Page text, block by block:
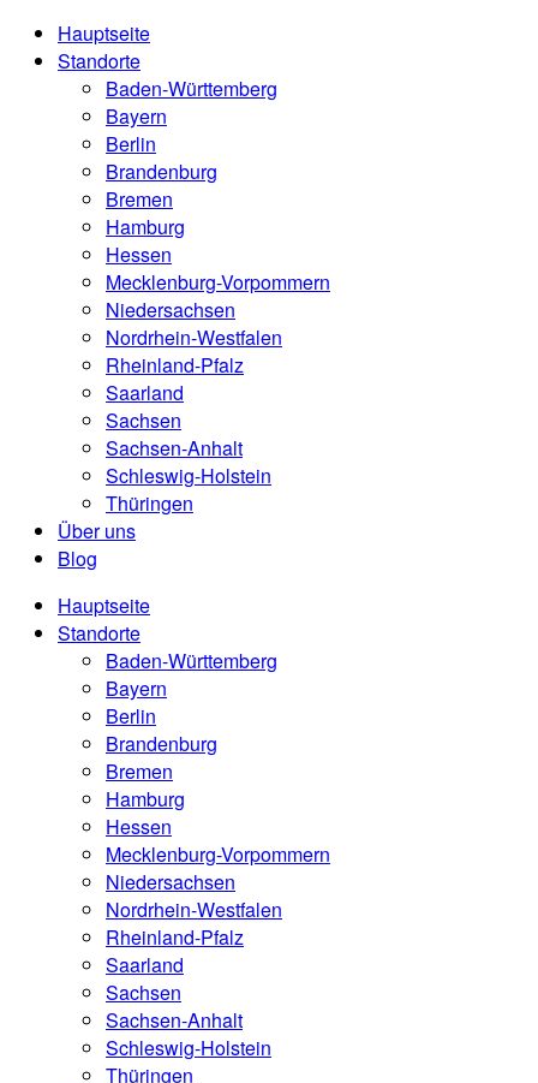
Hauptseite
Standorte
Baden-Württemberg
Bayern
Berlin
Brandenburg
Bremen
Hamburg
Hessen
Mecklenburg-Vorpommern
Niedersachsen
Nordrhein-Westfalen
Rheinland-Pfalz
Saarland
Sachsen
Sachsen-Anhalt
Schleswig-Holstein
Thüringen
Über uns
Blog
Hauptseite
Standorte
Baden-Württemberg
Bayern
Berlin
Brandenburg
Bremen
Hamburg
Hessen
Mecklenburg-Vorpommern
Niedersachsen
Nordrhein-Westfalen
Rheinland-Pfalz
Saarland
Sachsen
Sachsen-Anhalt
Schleswig-Holstein
Thüringen